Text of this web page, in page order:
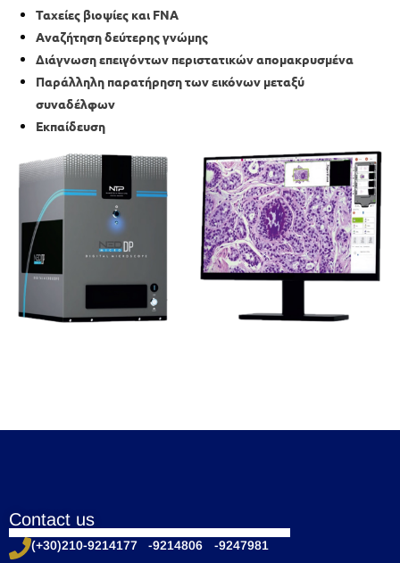
Ταχείες βιοψίες και FNA
Αναζήτηση δεύτερης γνώμης
Διάγνωση επειγόντων περιστατικώναπομακρυσμένα
Παράλληλη παρατήρηση των εικόνων μεταξύ
συναδέλφων
Εκπαίδευση
Contact us
(+30)210-9214177 -9214806 -9247981